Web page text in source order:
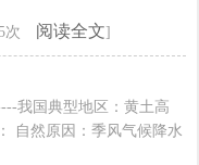
次 阅读全文]
我国典型地区：黄土高
自然原因：季风气候降水